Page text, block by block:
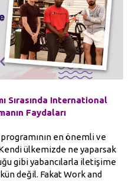
Sırasında International
Faydaları
en önemli ve
ülkemizde ne yaparsak
gibi yabancılarla iletişime
değil. Fakat Work and